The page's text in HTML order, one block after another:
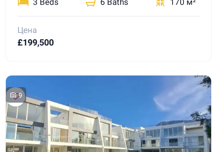
3 Beds 6 Baths 170 м²
Цена
£199,500
9